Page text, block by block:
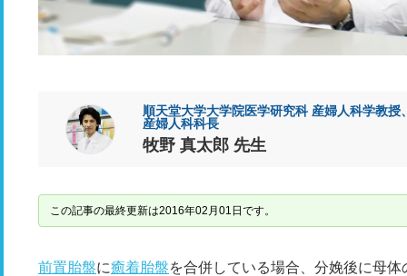
順天堂大学大学院医学研究科 産婦人科学教
産婦人科科長
牧野 真太郎 先生
この記事の最終更新は2016年02月01日です。
前置胎盤に癒着胎盤を合併している場合、分娩後に母